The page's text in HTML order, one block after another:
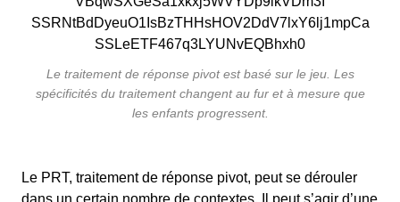
Le traitement de réponse pivot est basé sur le jeu. Les
spécificités du traitement changent au fur et à mesure que
les enfants progressent.
Le PRT, traitement de réponse pivot, peut se dérouler
dans un certain nombre de contextes. Il peut s’agir d’une